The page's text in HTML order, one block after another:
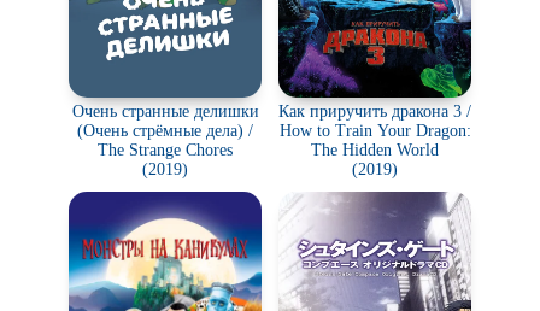
Очень странные делишки
(Очень стрёмные дела) /
The Strange Chores
(2019)
Как приручить дракона 3 /
How to Train Your Dragon:
The Hidden World
(2019)